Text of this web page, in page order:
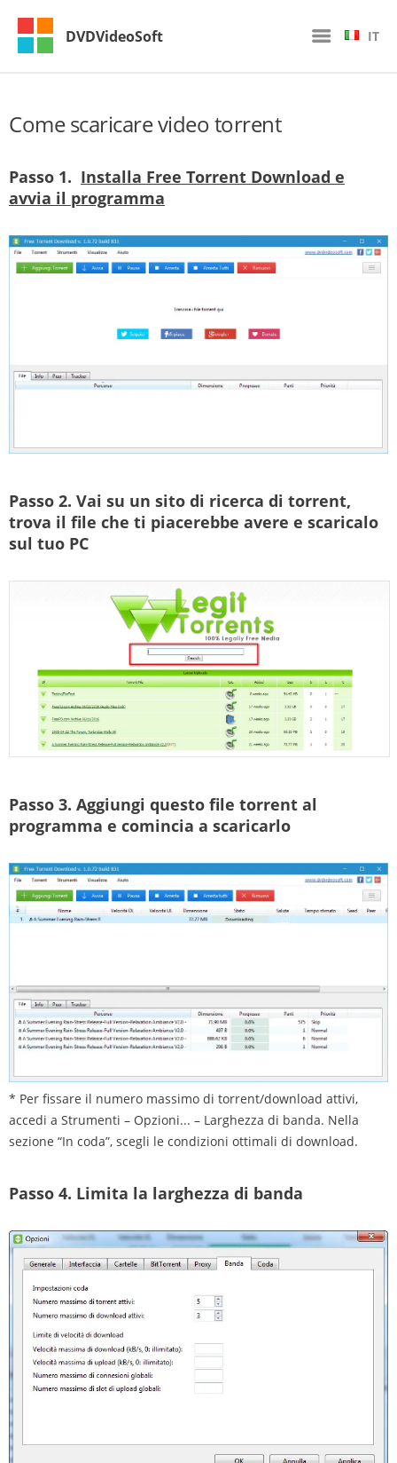
DVDVideoSoft IT
Come scaricare video torrent
Passo 1. Installa Free Torrent Download e
avvia il programma
Passo 2. Vai su un sito di ricerca di torrent,
trova il file che ti piacerebbe avere e scaricalo
sul tuo PC
Passo 3. Aggiungi questo file torrent al
programma e comincia a scaricarlo
* Per fissare il numero massimo di torrent/download attivi,
accedi a Strumenti – Opzioni... – Larghezza di banda. Nella
sezione “In coda”, scegli le condizioni ottimali di download.
Passo 4. Limita la larghezza di banda